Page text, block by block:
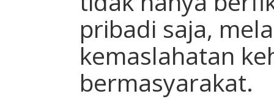
pribadi saja,
kemaslahatan
bermasyarakat.